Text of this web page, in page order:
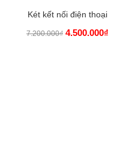
Két kết nối điện thoại
7.200.000₫ 4.500.000₫